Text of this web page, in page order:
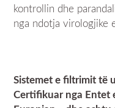
kontrollin dhe
nga ndotja virologjike
Sistemet e filtrimit të
Certifikuar nga Entet